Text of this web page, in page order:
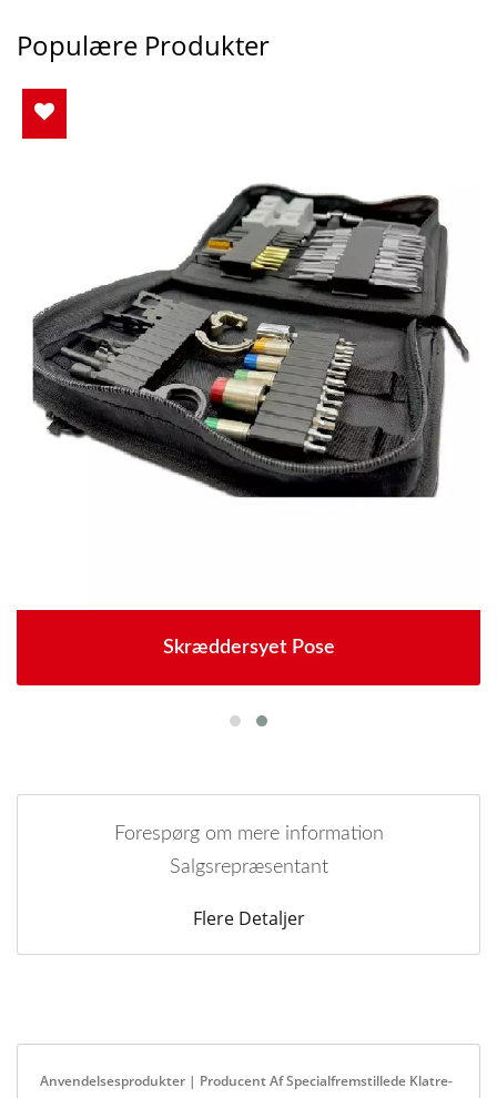
Populære Produkter
Skræddersyet Pose
Forespørg om mere information
Salgsrepræsentant
Flere Detaljer
Anvendelsesprodukter | Producent Af Specialfremstillede Klatre-